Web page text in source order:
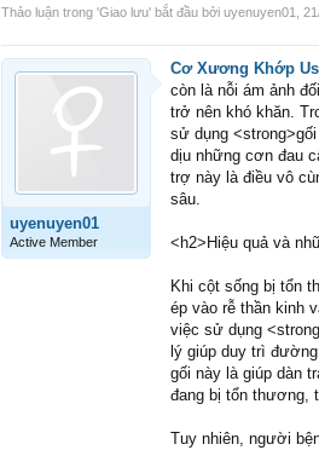
Thảo luận trong 'Giao lưu' bắt đầu bởi uyenuyen01
uyenuyen01
Active Member
Cơ Xương Khớp
còn là nỗi ám ảnh
trở nên khó khăn.
sử dụng
dịu những cơn đau
trợ này là điều vô
sâu.
<h2>Hiệu quả và
Khi cột sống bị tổn
ép vào rễ thần kinh
việc sử dụng
lý giúp duy trì
gối này là giúp dàn
đang bị tổn thương,
Tuy nhiên, người